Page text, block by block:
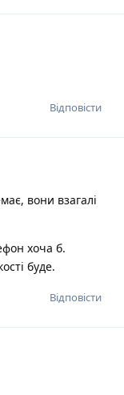
Відповісти
вони взагалі
хоча б.
буде.
Відповісти